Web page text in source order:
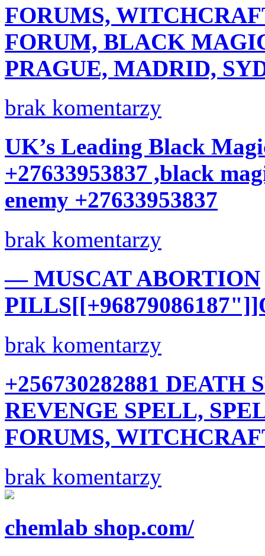
FORUMS,
FORUM, BLACK
PRAGUE, MADRID,
brak komentarzy
UK’s Leading Black
+27633953837 ,black
enemy +27633953837
brak komentarzy
— MUSCAT ABORTION
brak komentarzy
+256730282881 DEATH
REVENGE SPELL,
FORUMS,
brak komentarzy
chemlab shop.com/